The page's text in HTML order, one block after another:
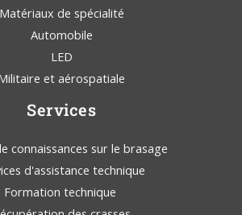
Matériaux de spécialité
Automobile
LED
et aérospatiale
Services
connaissances sur le brasage
d'assistance technique
Formation technique